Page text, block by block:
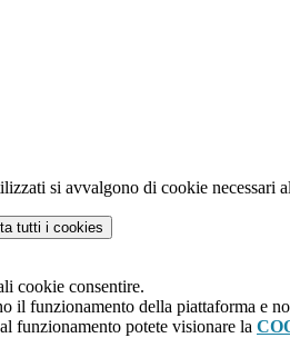
si avvalgono di cookie necessari
tutti i cookies
cookie consentire.
il funzionamento della piattaforma e
funzionamento potete visionare la